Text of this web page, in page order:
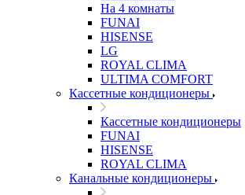
На 4 комнаты
FUNAI
HISENSE
LG
ROYAL CLIMA
ULTIMA COMFORT
Кассетные кондиционеры
Кассетные кондиционеры
FUNAI
HISENSE
ROYAL CLIMA
Канальные кондиционеры